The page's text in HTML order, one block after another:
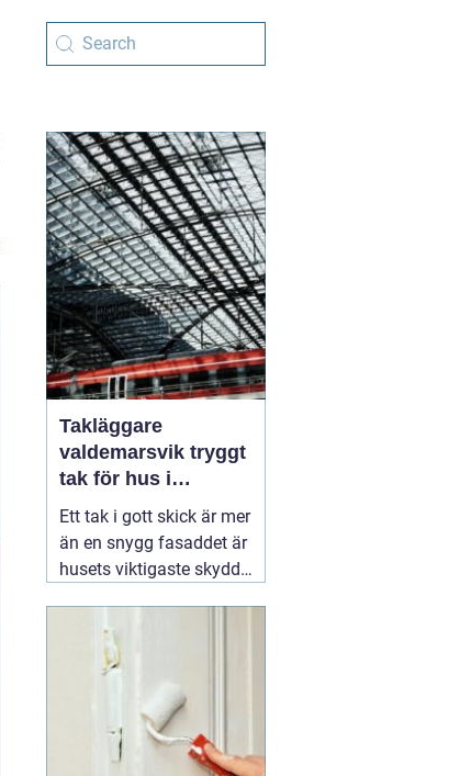
Takläggare
valdemarsvik tryggt
tak för hus i
kustklimat
Ett tak i gott skick är mer
än en snygg fasaddet är
husets viktigaste skydd
vädret skiftar snabbt och
havsluften sliter extra på
material, spelar takets
kvalitet en ännu större
roll. En erfaren
02